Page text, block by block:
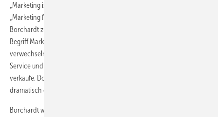
„Marketing ist Krieg! Du oder ich!“ In seinem Vorwort im Buch
„Marketing für Klein- und Familienbetriebe“ klärt Hans-Jürgen
Borchardt zunächst einmal seine Leser darüber auf, was unter dem
Begriff Marketing zu verstehen ist. Denn anders als Großbetriebe
verwechseln Handwerker Marketing oft mit Werbung, Vertrieb oder
Service und sie sind der Meinung, dass sich Qualität von selbst
verkaufe. Doch der Wettbewerb hat sich in den letzten Jahren
dramatisch geändert.
Borchardt will in seinem Buch die Urform des Marketings, nämlich das